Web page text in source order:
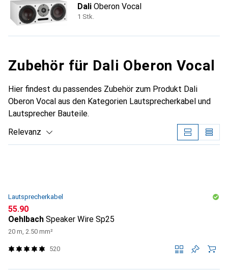
Dali Oberon Vocal
1 Stk.
Zubehör für Dali Oberon Vocal
Hier findest du passendes Zubehör zum Produkt Dali
Oberon Vocal aus den Kategorien Lautsprecherkabel und
Lautsprecher Bauteile.
Relevanz
Lautsprecherkabel
CHF
55.90
Oehlbach Speaker Wire Sp25
20 m, 2.50 mm²
520